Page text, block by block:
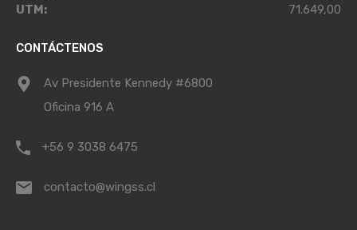
UTM:
71.649,00
CONTÁCTENOS
Av Presidente Kennedy #6800
Oficina 916 A
+56 9 3038 6475
contacto@wingss.cl